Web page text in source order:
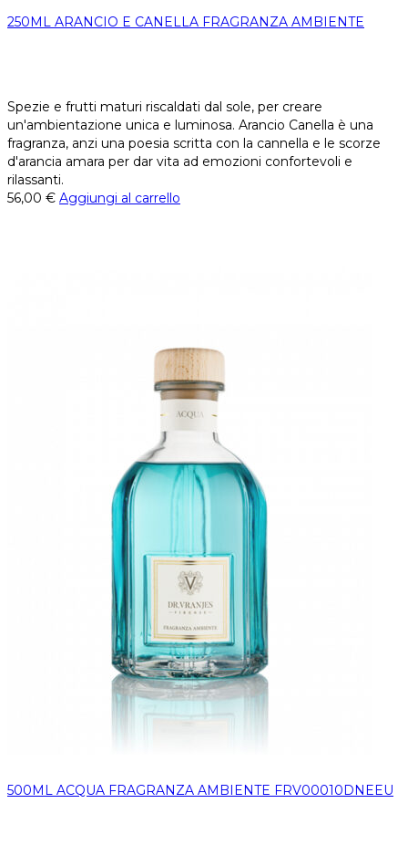
250ML ARANCIO E CANELLA FRAGRANZA AMBIENTE
Spezie e frutti maturi riscaldati dal sole, per creare
un'ambientazione unica e luminosa. Arancio Canella è una
fragranza, anzi una poesia scritta con la cannella e le scorze
d'arancia amara per dar vita ad emozioni confortevoli e
rilassanti.
56,00 € Aggiungi al carrello
500ML ACQUA FRAGRANZA AMBIENTE FRV00010DNEEU